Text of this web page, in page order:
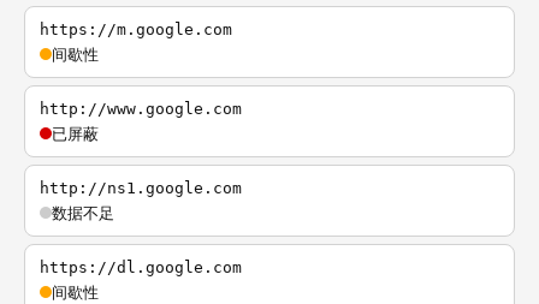
https://m.google.com
间歇性
http://www.google.com
已屏蔽
http://ns1.google.com
数据不足
https://dl.google.com
间歇性